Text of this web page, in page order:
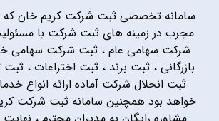
سامانه تخصصی ثبت شرکت کریم خان که
مجرب در زمینه های ثبت شرکت با
شرکت سهامی عام ، ثبت شرکت سهامی
بازرگانی ، ثبت برند ، ثبت اختراعات ،
ثبت انحلال شرکت آماده ارائه انواع
خواهد بود همچنین سامانه ثبت شرکت